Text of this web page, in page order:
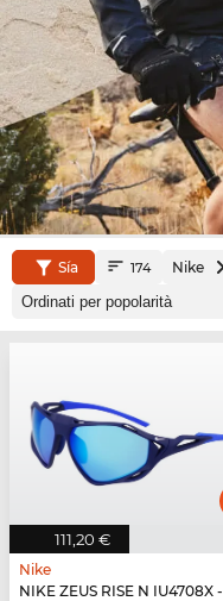
Sía 174 Nike
111,20 €
Nike
NIKE ZEUS RISE N IU4708X - 492